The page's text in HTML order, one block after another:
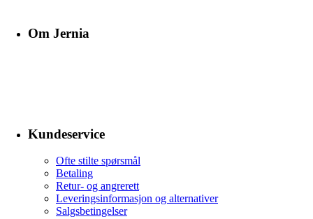
Om Jernia
Kundeservice
Ofte stilte spørsmål
Betaling
Retur- og angrerett
Leveringsinformasjon og alternativer
Salgsbetingelser